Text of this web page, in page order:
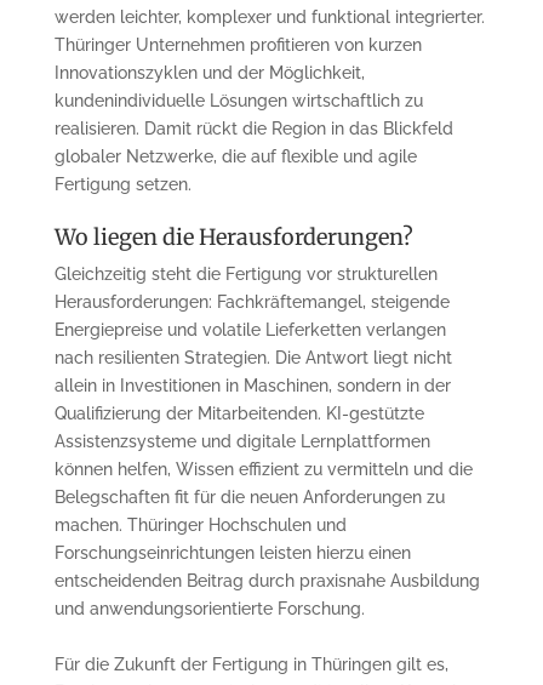
werden leichter, komplexer und funktional integrierter.
Thüringer Unternehmen profitieren von kurzen
Innovationszyklen und der Möglichkeit,
kundenindividuelle Lösungen wirtschaftlich zu
realisieren. Damit rückt die Region in das Blickfeld
globaler Netzwerke, die auf flexible und agile
Fertigung setzen.
Wo liegen die Herausforderungen?
Gleichzeitig steht die Fertigung vor strukturellen
Herausforderungen: Fachkräftemangel, steigende
Energiepreise und volatile Lieferketten verlangen
nach resilienten Strategien. Die Antwort liegt nicht
allein in Investitionen in Maschinen, sondern in der
Qualifizierung der Mitarbeitenden. KI-gestützte
Assistenzsysteme und digitale Lernplattformen
können helfen, Wissen effizient zu vermitteln und die
Belegschaften fit für die neuen Anforderungen zu
machen. Thüringer Hochschulen und
Forschungseinrichtungen leisten hierzu einen
entscheidenden Beitrag durch praxisnahe Ausbildung
und anwendungsorientierte Forschung.
Für die Zukunft der Fertigung in Thüringen gilt es,